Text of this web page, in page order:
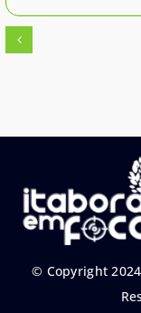
© Copyright